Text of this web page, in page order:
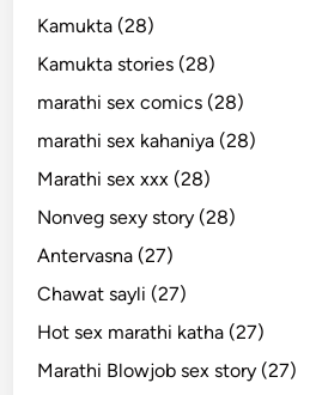
Kamukta (28)
Kamukta stories (28)
marathi sex comics (28)
marathi sex kahaniya (28)
Marathi sex xxx (28)
Nonveg sexy story (28)
Antervasna (27)
Chawat sayli (27)
Hot sex marathi katha (27)
Marathi Blowjob sex story (27)